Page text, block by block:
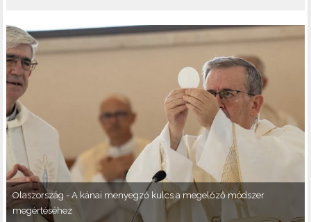
Olaszország - A kánai menyegző kulcs a megelőző módszer
megértéséhez